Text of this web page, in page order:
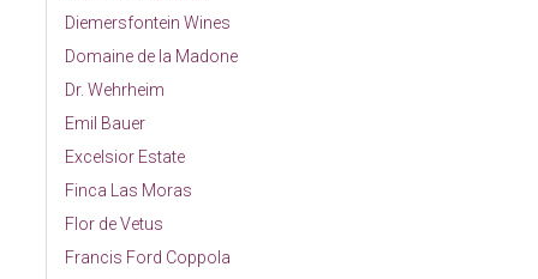
Diemersfontein Wines
Domaine de la Madone
Dr. Wehrheim
Emil Bauer
Excelsior Estate
Finca Las Moras
Flor de Vetus
Francis Ford Coppola